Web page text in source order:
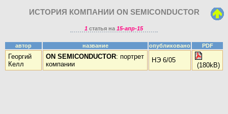
ИСТОРИЯ КОМПАНИИ ON SEMICONDUCTOR
1 статья на15-апр-15
автор название опубликовано PDF
Георгий
Келл
ON SEMICONDUCTOR: портрет
компании
НЭ 6/05
(180kB)